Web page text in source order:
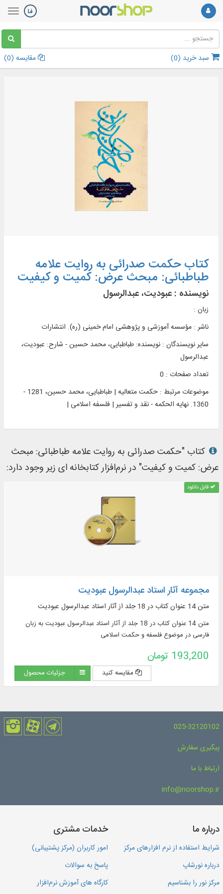
سبد خرید (0
) مقایسه (0
)
کتاب حکمت صدرائی به روایت علامه
طباطبائی: مبحث عرض: کمیت و کیفیت
نویسنده : عبودیت، عبدالرسول
زبان :
ناشر : مؤسسه آموزشی و پژوهشی امام خمينی (ره). انتشارات
سایر نویسندگان : نویسنده: طباطبایی، محمد حسین - شارح: عبودیت،
عبدالرسول
تعداد صفحات : 0
موضوعات مرتبط :
حکمت متعالیه | طباطبایی، محمد حسین، 1281 -
1360. نهایه الحکمه - نقد و تفسیر | فلسفه اسلامی |
کتاب "حکمت صدرائی به روایت علامه طباطبائی: مبحث
عرض: کمیت و کیفیت" در نرم‌افزار کتابخانه ای زیر وجود دارد:
قابل دانلود
مجموعه آثار استاد عبدالرسول عبودیت
متن 14 عنوان کتاب در 18 جلد از آثار استاد عبدالرسول عبودیت
متن 14 عنوان کتاب در 18 جلد از آثار استاد عبدالرسول عبودیت به زبان
فارسی در موضوع فلسفه و حکمت اسلامی
193,200 تومان
مقایسه کنید جزئیات محصول
025-32120102
پیگیری سفارش
ارتباط با ما
info@noorshop.ir
درباره ما
شرایط استفاده از نرم افزارهای مرکز
درباره نورشاپ
مرکز نور را بشناسیم
خدمات مشتری
امور کاربران (مرکز پشتیبانی)
پاسخ به سوالات
کارگاه های آموزش نرم‌افزار